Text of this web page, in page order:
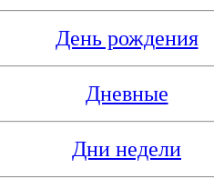
День рождения
Дневные
Дни недели